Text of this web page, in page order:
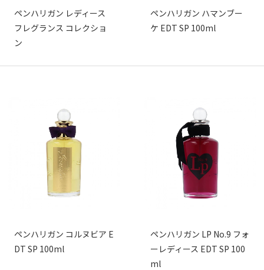
ペンハリガン レディース
フレグランス コレクショ
ン
ペンハリガン ハマンブー
ケ EDT SP 100ml
ペンハリガン コルヌビア E
DT SP 100ml
ペンハリガン LP No.9 フォ
ーレディース EDT SP 100
ml